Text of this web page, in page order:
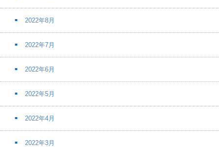
2022年8月
2022年7月
2022年6月
2022年5月
2022年4月
2022年3月